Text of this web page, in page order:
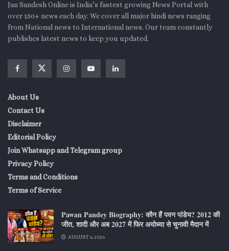
Jan Sandesh Online is India’s fastest growing News Portal with
over 150+ news each day. We cover all major hindi news ranging
from National news to International news. Our team constantly
publishes latest news to keep you updated.
About Us
Contact Us
Disclaimer
Editorial Policy
Join Whatsapp and Telegram group
Privacy Policy
Terms and Conditions
Terms of Service
Pawan Pandey Biography: कौन हैं पवन पांडेय? 2012 की
जीत, शादी और अब 2027 में फिर अयोध्या से चुनावी मैदान में
AUGUST 6, 2026